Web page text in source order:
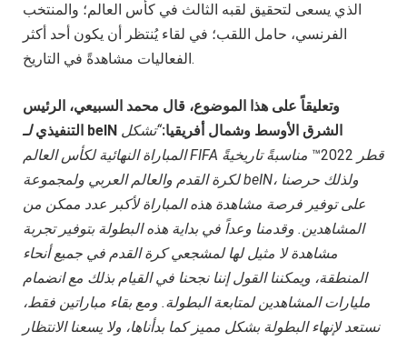
الذي يسعى لتحقيق لقبه الثالث في كأس العالم؛ والمنتخب
الفرنسي، حامل اللقب؛ في لقاء يُنتظر أن يكون أحد أكثر
الفعاليات مشاهدةً في التاريخ.
وتعليقاً على هذا الموضوع، قال محمد السبيعي، الرئيس
التنفيذي beIN الشرق الأوسط وشمال أفريقيا:“تشكل
المباراة النهائية لكأس العالمFIFA قطر 2022™
مناسبةً تاريخيةً
لكرة القدم والعالم العربي ولمجموعةbeIN، ولذلك حرصنا
على توفير فرصة مشاهدة هذه المباراة لأكبر عدد ممكن من
المشاهدين. وقدمنا وعداً في بداية هذه البطولة بتوفير تجربة
مشاهدة لا مثيل لها لمشجعي كرة القدم في جميع أنحاء
المنطقة، ويمكننا القول إننا نجحنا في القيام بذلك مع انضمام
مليارات المشاهدين لمتابعة البطولة. ومع بقاء مباراتين فقط،
نستعد لإنهاء البطولة بشكل مميز كما بدأناها، ولا يسعنا الانتظار